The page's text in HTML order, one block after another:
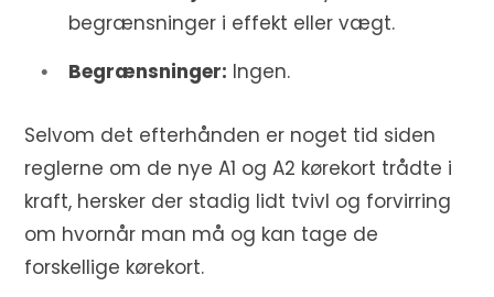
begrænsninger i effekt eller vægt.
Begrænsninger: Ingen.
Selvom det efterhånden er noget tid siden
reglerne om de nye A1 og A2 kørekort trådte i
kraft, hersker der stadig lidt tvivl og forvirring
om hvornår man må og kan tage de
forskellige kørekort.